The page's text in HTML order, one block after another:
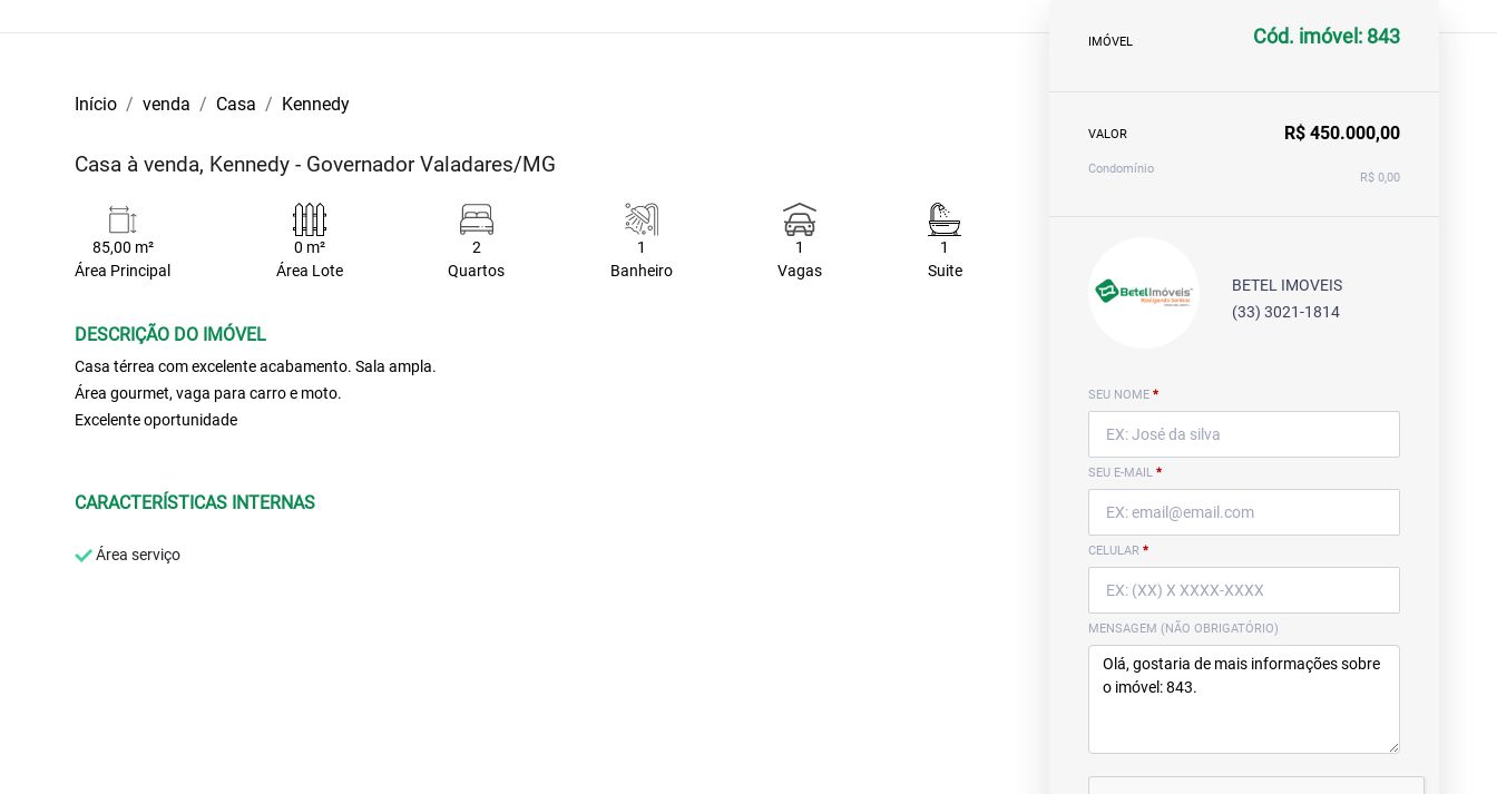
Início venda Casa Kennedy
Casa à venda, Kennedy - Governador Valadares/MG
85,00 m²
Área Principal
0 m²
Área Lote
2
Quartos
1
Banheiro
1
Vagas
1
Suite
DESCRIÇÃO DO IMÓVEL
Casa térrea com excelente acabamento. Sala ampla.
Área gourmet, vaga para carro e moto.
Excelente oportunidade
CARACTERÍSTICAS INTERNAS
Área serviço
IMÓVEL Cód. imóvel: 843
VALOR R$ 450.000,00
Condomínio
R$ 0,00
BETEL IMOVEIS
(33) 3021-1814
SEU NOME *
SEU E-MAIL *
CELULAR *
MENSAGEM (NÃO OBRIGATÓRIO)